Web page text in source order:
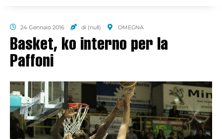
24 Gennaio 2016 di (null) OMEGNA
Basket, ko interno per la
Paffoni